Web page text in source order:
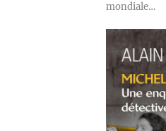
mondiale…